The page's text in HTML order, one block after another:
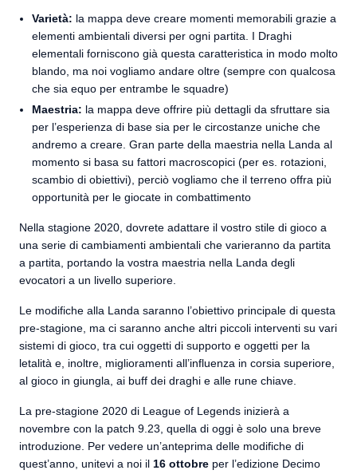
Varietà: la mappa deve creare momenti memorabili grazie a
elementi ambientali diversi per ogni partita. I Draghi
elementali forniscono già questa caratteristica in modo molto
blando, ma noi vogliamo andare oltre (sempre con qualcosa
che sia equo per entrambe le squadre)
Maestria: la mappa deve offrire più dettagli da sfruttare sia
per l’esperienza di base sia per le circostanze uniche che
andremo a creare. Gran parte della maestria nella Landa al
momento si basa su fattori macroscopici (per es. rotazioni,
scambio di obiettivi), perciò vogliamo che il terreno offra più
opportunità per le giocate in combattimento
Nella stagione 2020, dovrete adattare il vostro stile di gioco a
una serie di cambiamenti ambientali che varieranno da partita
a partita, portando la vostra maestria nella Landa degli
evocatori a un livello superiore.
Le modifiche alla Landa saranno l’obiettivo principale di questa
pre-stagione, ma ci saranno anche altri piccoli interventi su vari
sistemi di gioco, tra cui oggetti di supporto e oggetti per la
letalità e, inoltre, miglioramenti all’influenza in corsia superiore,
al gioco in giungla, ai buff dei draghi e alle rune chiave.
La pre-stagione 2020 di League of Legends inizierà a
novembre con la patch 9.23, quella di oggi è solo una breve
introduzione. Per vedere un’anteprima delle modifiche di
quest’anno, unitevi a noi il 16 ottobre per l’edizione Decimo